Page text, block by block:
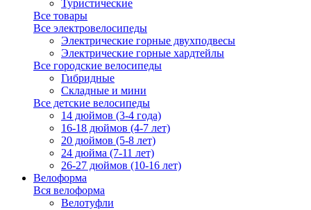
Туристические
Все товары
Все электровелосипеды
Электрические горные двухподвесы
Электрические горные хардтейлы
Все городские велосипеды
Гибридные
Складные и мини
Все детские велосипеды
14 дюймов (3-4 года)
16-18 дюймов (4-7 лет)
20 дюймов (5-8 лет)
24 дюйма (7-11 лет)
26-27 дюймов (10-16 лет)
Велоформа
Вся велоформа
Велотуфли